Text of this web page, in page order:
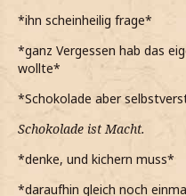
*ihn scheinheilig frage*
*ganz Vergessen hab das
wollte*
*Schokolade aber
Schokolade ist Macht.
*denke, und kichern muss*
*daraufhin gleich noch